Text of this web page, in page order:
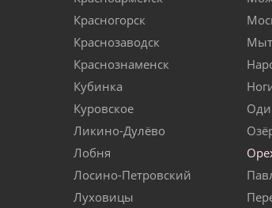
Красногорск
Краснозаводск
Краснознаменск
Кубинка
Куровское
Ликино-Дулёво
Лобня
Лосино-Петровский
Луховицы